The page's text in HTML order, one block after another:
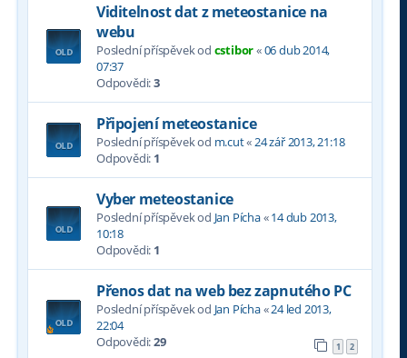
Viditelnost dat z meteostanice na
webu
Poslední příspěvek od cstibor«06 dub 2014,
07:37
Odpovědi:3
Připojení meteostanice
Poslední příspěvek od m.cut« 24 zář 2013, 21:18
Odpovědi: 1
Vyber meteostanice
Poslední příspěvek od Jan Pícha«14 dub 2013,
10:18
Odpovědi: 1
Přenos dat na web bez zapnutého PC
Poslední příspěvek od Jan Pícha«24 led 2013,
22:04
Odpovědi:29 1 2